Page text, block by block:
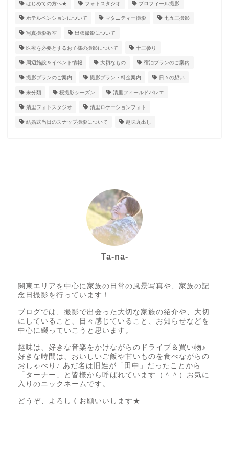
はじめての方へ★ フォトスタジオ プロフィール撮影
ホテルペンションについて マタニティー撮影 七五三撮影
写真撮影教室 出張撮影について
医療を必要とするお子様の撮影について 十三参り
周辺施設＆イベント情報 大切なもの 宿泊プランのご案内
撮影プランのご案内 撮影プラン・料金案内 日々の想い
未分類 桜撮影シーズン 清里フィールドバレエ
清里フォトスタジオ 清里ロケーションフォト
結婚式当日のスナップ撮影について 趣味丸出し
Ta-na-
関東エリアを中心に家族の日常の風景写真や、家族の記
念日撮影を行っています！
ブログでは、撮影で出会った大切な家族の紹介や、大切
にしていること、日々感じていること、お知らせなどを
中心に綴っていこうと思います。
趣味は、好きな音楽をかけながらのドライブ＆買い物♪
好きな時間は、おいしいご飯や甘いものを食べながらの
おしゃべり♪ あだ名は旧姓が「田中」だったことから
「ターナー」と皆様から呼ばれています（＾＾）お気に
入りのニックネームです。
どうぞ、よろしくお願いいします★